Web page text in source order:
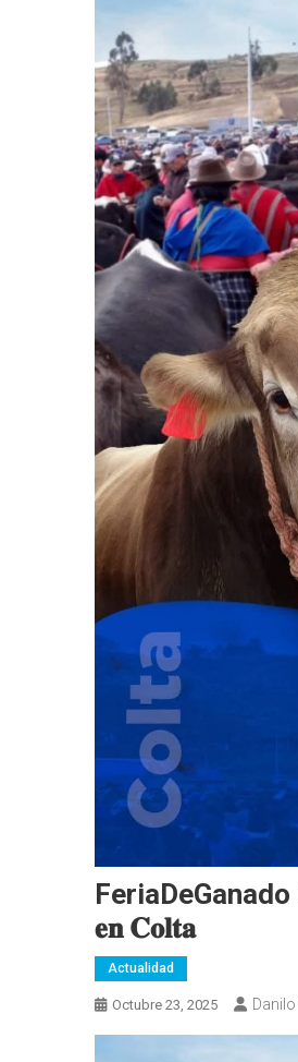
FeriaDeGanado
𝐞𝐧 𝐂𝐨𝐥𝐭𝐚
Actualidad
Octubre 23, 2025